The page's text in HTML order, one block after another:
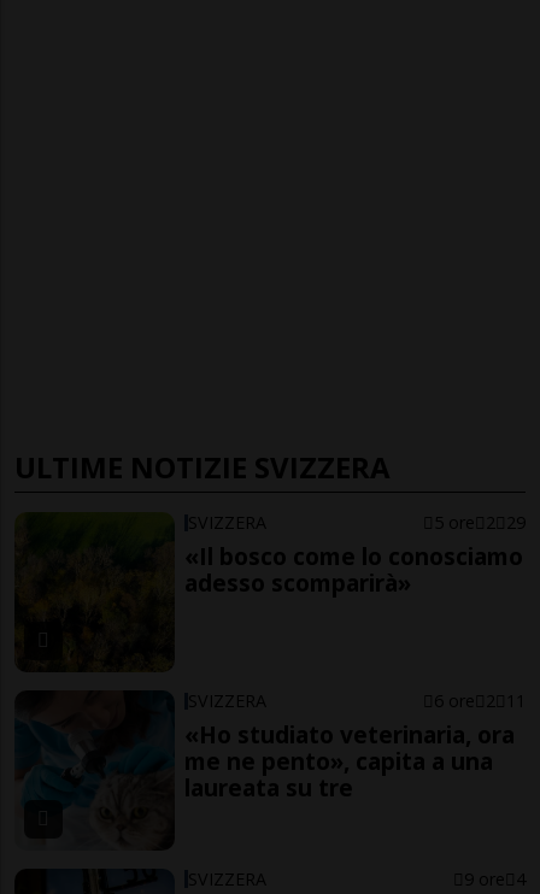
ULTIME NOTIZIE SVIZZERA
SVIZZERA 5 ore 2 29
«Il bosco come lo conosciamo
adesso scomparirà»
SVIZZERA 6 ore 2 11
«Ho studiato veterinaria, ora
me ne pento», capita a una
laureata su tre
SVIZZERA 9 ore 4